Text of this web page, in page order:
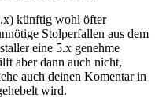
künftig wohl öfter
Stolperfallen aus dem
eine 5.x genehme
aber dann auch nicht,
auch deinen Komentar in
wird.